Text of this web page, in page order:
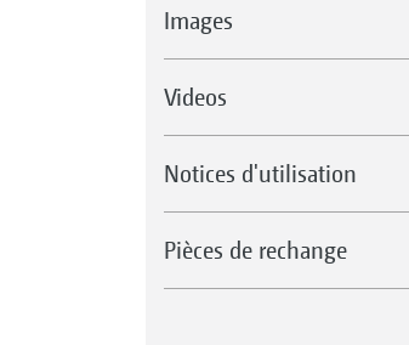
Images
Videos
Notices d'utilisation
Pièces de rechange